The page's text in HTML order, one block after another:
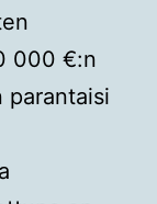
000 €:n
parantaisi